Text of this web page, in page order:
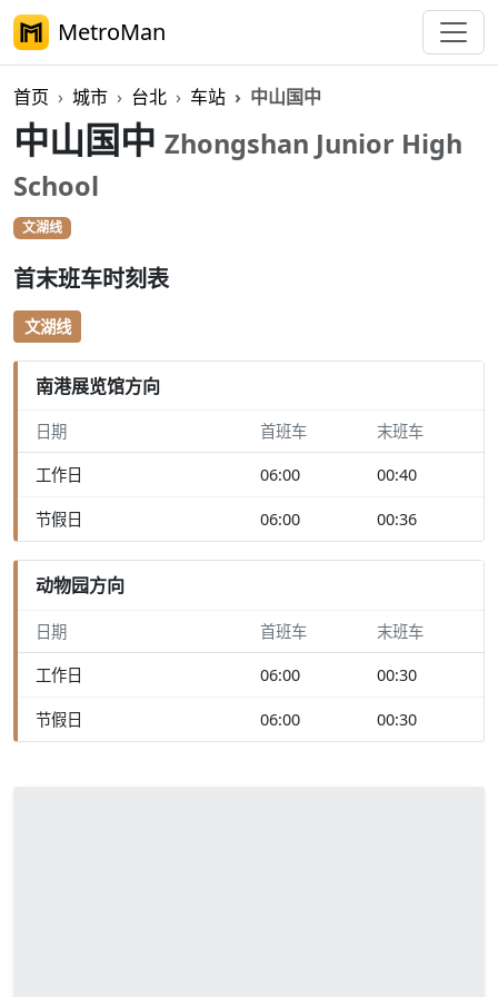
MetroMan
首页 城市 台北 车站 中山国中
中山国中 Zhongshan Junior High
School
文湖线
首末班车时刻表
文湖线
南港展览馆方向
日期 首班车 末班车
工作日 06:00 00:40
节假日 06:00 00:36
动物园方向
日期 首班车 末班车
工作日 06:00 00:30
节假日 06:00 00:30